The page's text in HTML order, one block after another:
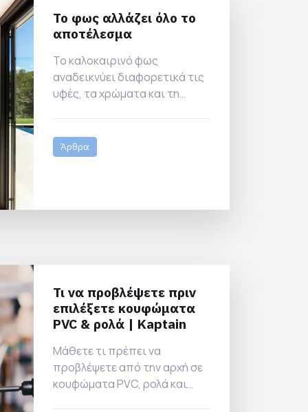
Το φως αλλάζει όλο το
αποτέλεσμα
Το καλοκαιρινό φως
αναδεικνύει διαφορετικά τις
υφές, τα χρώματα και τη
συνθετικά κουφώματα την
αισθητική μιας κατοικίας;
Άρθρα
Τι να προβλέψετε πριν
επιλέξετε κουφώματα
PVC & ρολά | Kaptain
Μάθετε τι πρέπει να
προβλέψετε από την αρχή σε
κουφώματα PVC, ρολά και